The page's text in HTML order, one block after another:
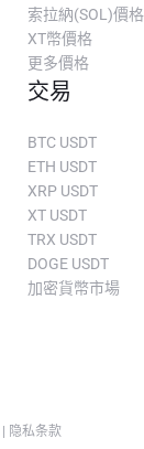
索拉納(SOL)價格
XT幣價格
更多價格
交易
BTC USDT
ETH USDT
XRP USDT
XT USDT
TRX USDT
DOGE USDT
加密貨幣市場
隐私条款